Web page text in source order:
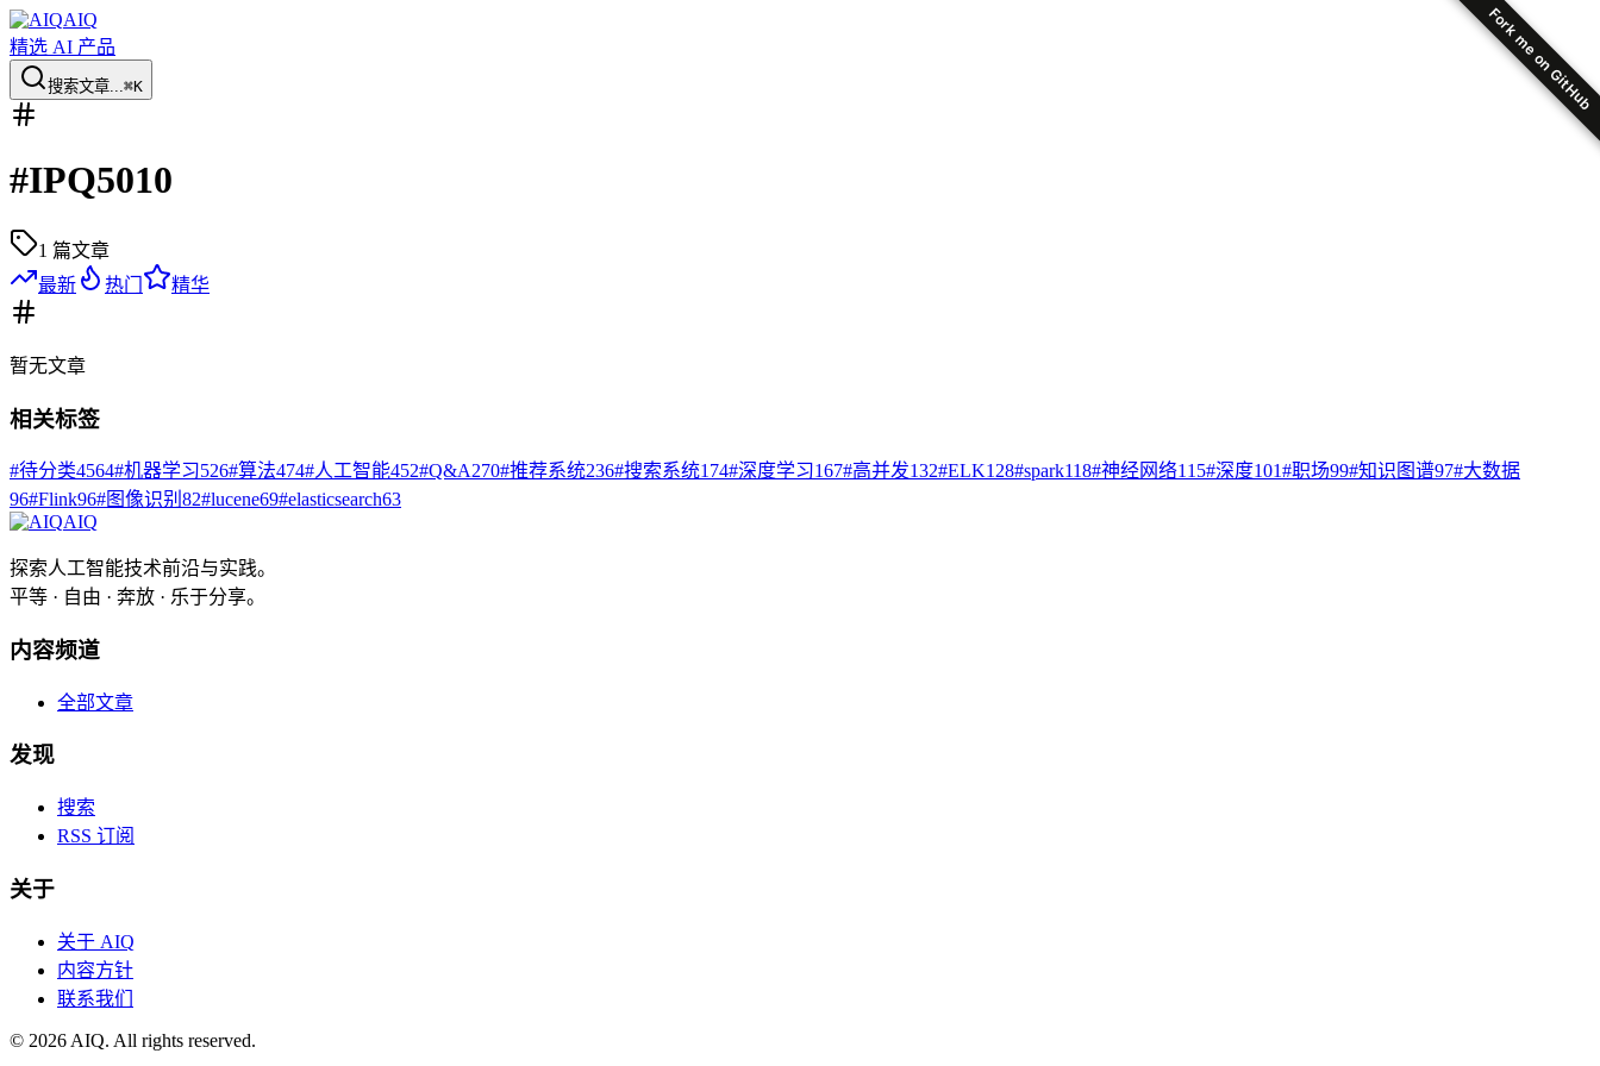
Fork me on GitHub
AIQ
精选 AI 产品
搜索文章...⌘K
#IPQ5010
1 篇文章
最新
热门 精华
暂无文章
相关标签
#待分类4564#机器学习526#算法474#人工智能452#Q&A270#推荐系统236#搜索系统174#深度学习167#高并发132#ELK128#spark118#神经网络115#深度101#职场99#知识图谱97#大数据
96#Flink96#图像识别 82#lucene69#elasticsearch63
AIQ
探索人工智能技术前沿与实践。
平等 · 自由 · 奔放 · 乐于分享。
内容频道
全部文章
发现
搜索
RSS 订阅
关于
关于 AIQ
内容方针
联系我们
© 2026 AIQ. All rights reserved.